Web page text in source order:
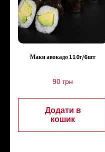
Маки авокадо 110г/6шт
90 грн
Додати в
кошик